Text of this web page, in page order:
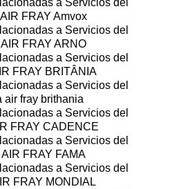
a Servicios del
FRAY Amvox
a Servicios del
FRAY ARNO
a Servicios del
FRAY BRITÂNIA
a Servicios del
air fray brithania
a Servicios del
FRAY CADENCE
a Servicios del
FRAY FAMA
a Servicios del
FRAY MONDIAL